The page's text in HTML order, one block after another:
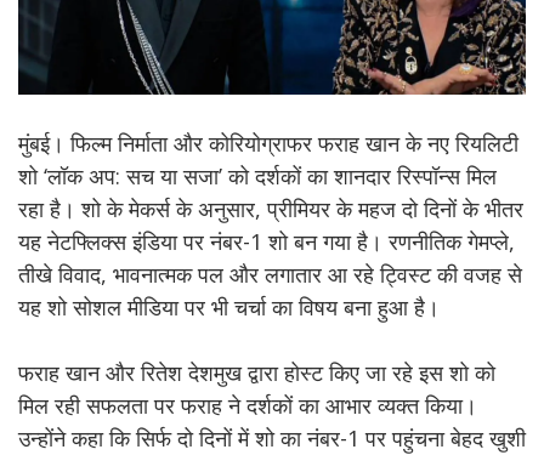
मुंबई। फिल्म निर्माता और कोरियोग्राफर फराह खान के नए रियलिटी
शो ‘लॉक अप: सच या सजा’ को दर्शकों का शानदार रिस्पॉन्स मिल
रहा है। शो के मेकर्स के अनुसार, प्रीमियर के महज दो दिनों के भीतर
यह नेटफ्लिक्स इंडिया पर नंबर-1 शो बन गया है। रणनीतिक गेमप्ले,
तीखे विवाद, भावनात्मक पल और लगातार आ रहे ट्विस्ट की वजह से
यह शो सोशल मीडिया पर भी चर्चा का विषय बना हुआ है।
फराह खान और रितेश देशमुख द्वारा होस्ट किए जा रहे इस शो को
मिल रही सफलता पर फराह ने दर्शकों का आभार व्यक्त किया।
उन्होंने कहा कि सिर्फ दो दिनों में शो का नंबर-1 पर पहुंचना बेहद खुशी